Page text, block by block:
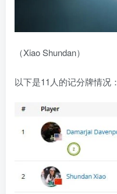
（Xiao Shundan）
以下是11人的记分牌情况：